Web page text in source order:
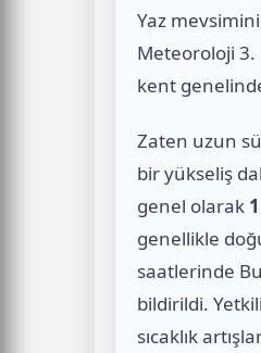
Yaz
Meteoroloji
kent
Zaten uzun
bir yükseliş
genel olarak
genellikle
saatlerinde
bildirildi.
sıcaklık